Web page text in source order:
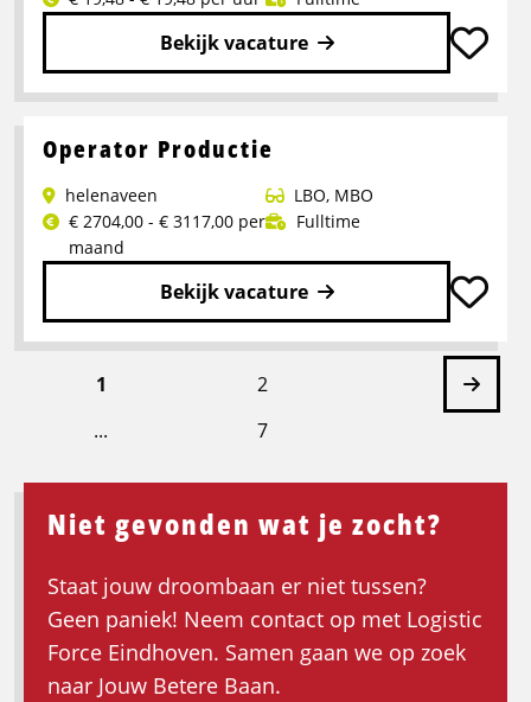
Bekijk vacature
Lees
over
Heftruck
driver
–
2
Operator Productie
helenaveen LBO, MBO
€ 2704,00 - € 3117,00 per
maand
Fulltime
Bekijk vacature
Lees
1
2
...
7
Niet gevonden wat je zocht?
Staat jouw droombaan er niet tussen?
Geen paniek! Neem contact op met Logistic
Force Eindhoven. Samen gaan we op zoek
naar Jouw Betere Baan.